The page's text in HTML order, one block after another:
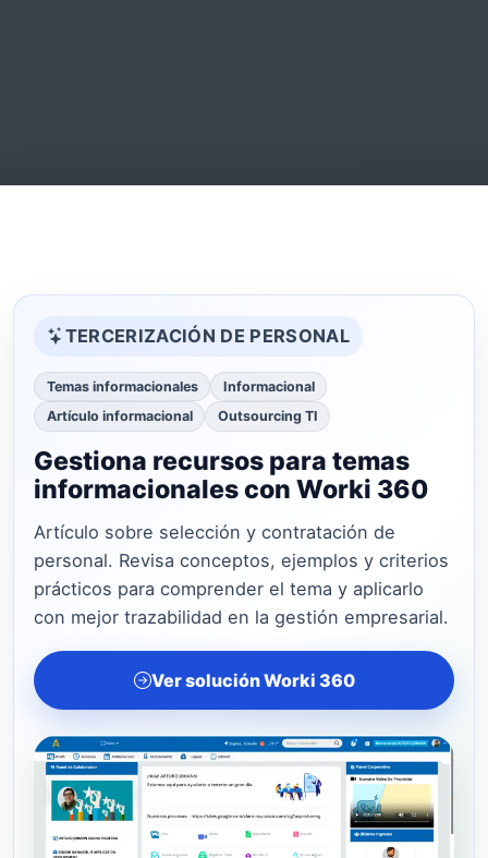
TERCERIZACIÓN DE PERSONAL
Temas informacionales
Informacional
Artículo informacional
Outsourcing TI
Gestiona recursos para temas
informacionales con Worki 360
Artículo sobre selección y contratación de
personal. Revisa conceptos, ejemplos y criterios
prácticos para comprender el tema y aplicarlo
con mejor trazabilidad en la gestión empresarial.
Ver solución Worki 360